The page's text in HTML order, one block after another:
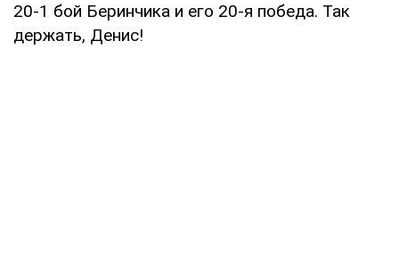
20-1 бой Беринчика и его 20-я победа. Так
держать, Денис!